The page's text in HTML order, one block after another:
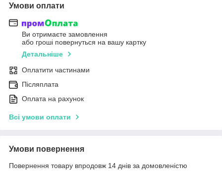
Умови оплати
Ви отримаєте замовлення
або гроші повернуться на вашу картку
Детальніше
Оплатити частинами
Післяплата
Оплата на рахунок
Всі умови оплати
Умови повернення
Повернення товару впродовж 14 днів за домовленістю